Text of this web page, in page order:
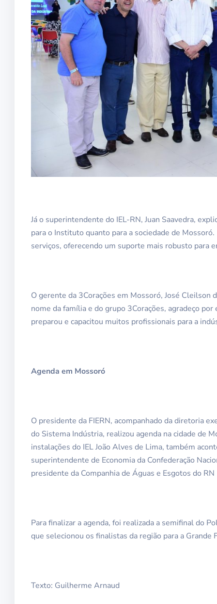
Já o superintendente do IEL-RN, Juan Saavedra,
para o Instituto quanto para a sociedade de
serviços, oferecendo um suporte mais robusto para
O gerente da 3Corações em Mossoró, José Cleilson
nome da família e do grupo 3Corações, agradeço
preparou e capacitou muitos profissionais para a
Agenda em Mossoró
O presidente da FIERN, acompanhado da diretoria
do Sistema Indústria, realizou agenda na cidade de
instalações do IEL João Alves de Lima, também
superintendente de Economia da Confederação
presidente da Companhia de Águas e Esgotos do
Para finalizar a agenda, foi realizada a semifinal do
que selecionou os finalistas da região para a
Texto: Guilherme Arnaud